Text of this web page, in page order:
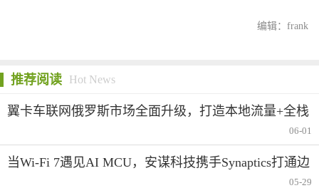
编辑：frank
推荐阅读 Hot News
翼卡车联网俄罗斯市场全面升级，打造本地流量+全栈
06-01
当Wi-Fi 7遇见AI MCU，安谋科技携手Synaptics打通边
05-29